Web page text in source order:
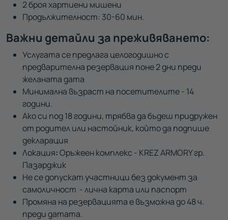
2 броя хартиени мишени
Продължителност: 30-60 мин.
Важни детайли за преживяването:
Услугата се предлага целогодишно с
предварителна резервация поне 2 дни преди
желаната дата
Минимална възраст на посетителите - 14
години.
Ако си под 18 години, трябва да бъдеш придружен
от родител или настойник, който да подпише
декларация
Локация:Оръжеен комплекс - KREZ ARMORY гр.
Пазарджик
Не се допускат участници без документ за
самоличност - лична карта или паспорт
Промяна на резервацията е възможна до 48 ч.
преди датата.